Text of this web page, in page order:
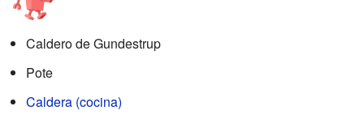
Caldero de Gundestrup
Pote
Caldera (cocina)